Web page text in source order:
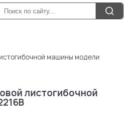
машины модели
листогибочной